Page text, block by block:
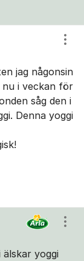
jag någonsin
nu i veckan för
såg den i
Denna yoggi
yoggi